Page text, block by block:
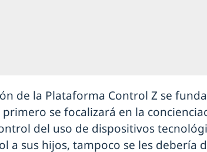
de la Plataforma Control Z se
primero se focalizará en la
del uso de dispositivos
a sus hijos, tampoco se les debería